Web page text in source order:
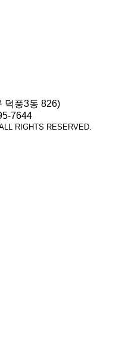
덕풍3동 826)
7644
RIGHTS RESERVED.